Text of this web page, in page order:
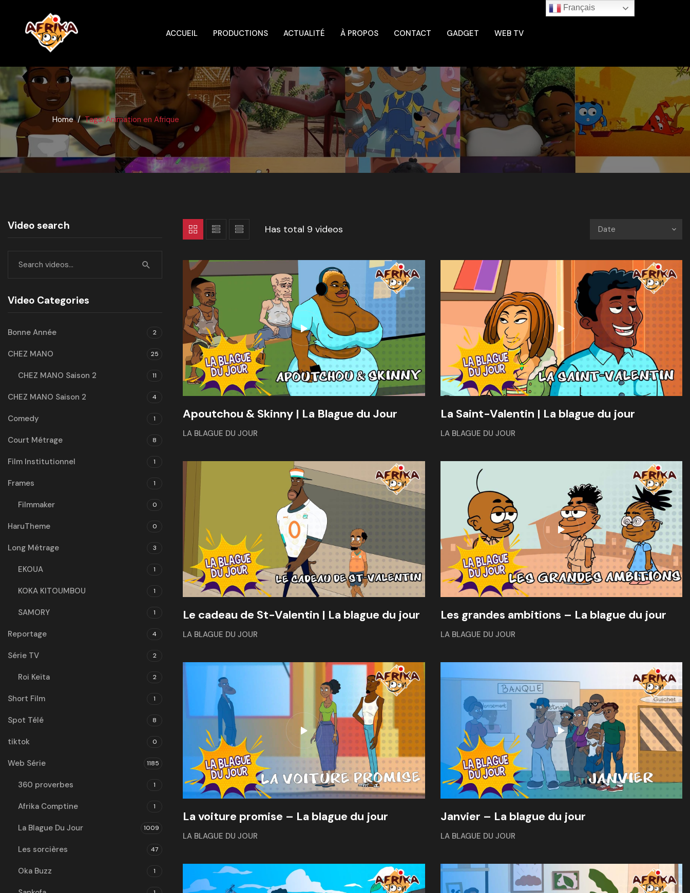
ACCUEIL PRODUCTIONS ACTUALITÉ À PROPOS CONTACT GADGET WEB TV
Home Tags: Animation en Afrique
Has total 9 videos Date
Apoutchou & Skinny | La Blague du Jour
LA BLAGUE DU JOUR
La Saint-Valentin | La blague du jour
LA BLAGUE DU JOUR
Le cadeau de St-Valentin | La blague du jour
LA BLAGUE DU JOUR
Les grandes ambitions – La blague du jour
LA BLAGUE DU JOUR
La voiture promise – La blague du jour
LA BLAGUE DU JOUR
Janvier – La blague du jour
LA BLAGUE DU JOUR
Video search
Video Categories
Bonne Année 2
CHEZ MANO 25
CHEZ MANO Saison 2 11
CHEZ MANO Saison 2 4
Comedy 1
Court Métrage 8
Film Institutionnel 1
Frames 1
Filmmaker 0
HaruTheme 0
Long Métrage 3
EKOUA 1
KOKA KITOUMBOU 1
SAMORY 1
Reportage 4
Série TV 2
Roi Keïta 2
Short Film 1
Spot Télé 8
tiktok 0
Web Série 1185
360 proverbes 1
Afrika Comptine 1
La Blague Du Jour 1009
Les sorcières 47
Oka Buzz 1
Français